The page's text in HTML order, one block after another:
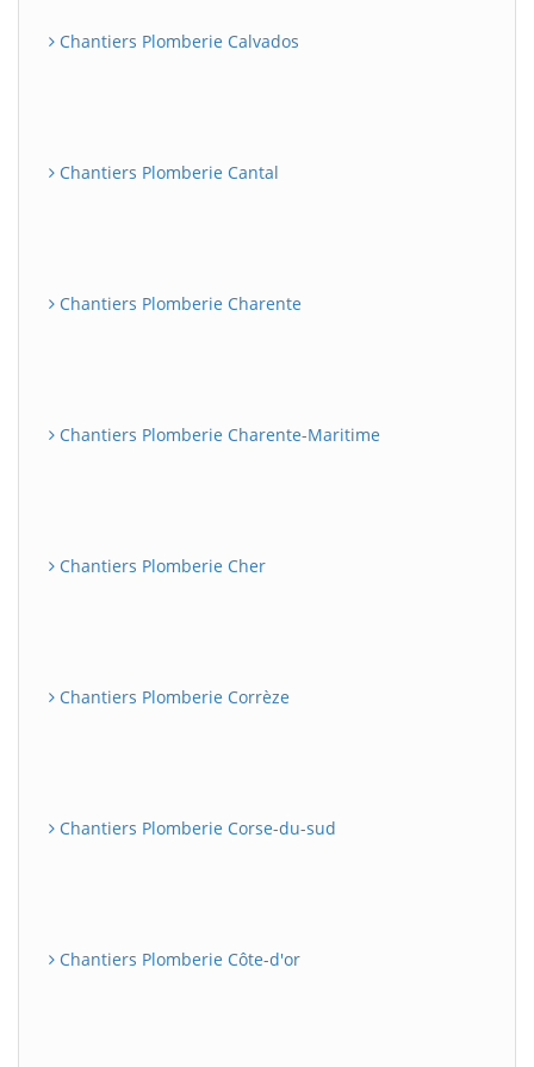
Chantiers Plomberie Calvados
Chantiers Plomberie Cantal
Chantiers Plomberie Charente
Chantiers Plomberie Charente-Maritime
Chantiers Plomberie Cher
Chantiers Plomberie Corrèze
Chantiers Plomberie Corse-du-sud
Chantiers Plomberie Côte-d'or